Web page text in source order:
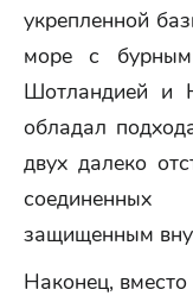
укрепленной
море с
Шотландией и
обладал
двух далеко
защищенным
Наконец,